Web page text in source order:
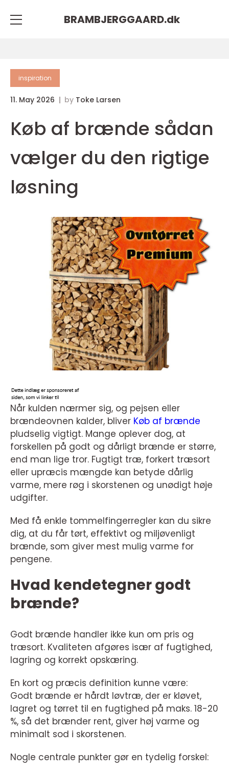
BRAMBJERGGAARD.dk
inspiration
11. May 2026 by Toke Larsen
Køb af brænde sådan
vælger du den rigtige
løsning
Når kulden nærmer sig, og pejsen eller
brændeovnen kalder, bliver Køb af brænde
pludselig vigtigt. Mange oplever dog, at
forskellen på godt og dårligt brænde er større,
end man lige tror. Fugtigt træ, forkert træsort
eller upræcis mængde kan betyde dårlig
varme, mere røg i skorstenen og unødigt høje
udgifter.
Med få enkle tommelfingerregler kan du sikre
dig, at du får tørt, effektivt og miljøvenligt
brænde, som giver mest mulig varme for
pengene.
Hvad kendetegner godt
brænde?
Godt brænde handler ikke kun om pris og
træsort. Kvaliteten afgøres især af fugtighed,
lagring og korrekt opskæring.
En kort og præcis definition kunne være:
Godt brænde er hårdt løvtræ, der er kløvet,
lagret og tørret til en fugtighed på maks. 18-20
%, så det brænder rent, giver høj varme og
minimalt sod i skorstenen.
Nogle centrale punkter gør en tydelig forskel: